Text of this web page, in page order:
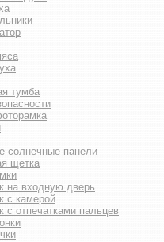
тумба
солнечные панели
щетка
на входную дверь
с камерой
с отпечатками пальцев